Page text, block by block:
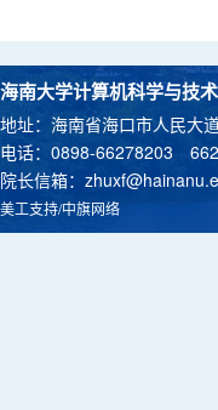
海南大学计算机科学与技
地址：海南省海口市人民大
电话：0898-66278203
院长信箱：
美工支持/中旗网络